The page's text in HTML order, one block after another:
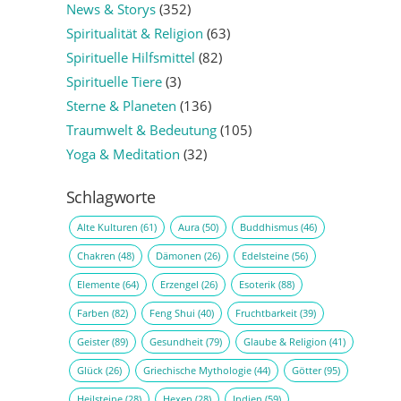
News & Storys(352)
Spiritualität & Religion (63)
Spirituelle Hilfsmittel (82)
Spirituelle Tiere(3)
Sterne & Planeten (136)
Traumwelt & Bedeutung(105)
Yoga & Meditation (32)
Schlagworte
Alte Kulturen (61) Aura(50) Buddhismus(46)
Chakren (48) Dämonen (26) Edelsteine(56)
Elemente(64) Erzengel (26) Esoterik(88)
Farben (82) Feng Shui (40) Fruchtbarkeit(39)
Geister(89) Gesundheit(79) Glaube & Religion (41)
Glück(26) Griechische Mythologie(44) Götter(95)